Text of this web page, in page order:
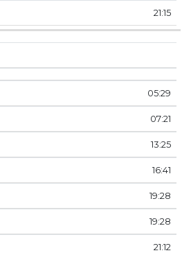
21:15
05:29
07:21
13:25
16:41
19:28
19:28
21:12